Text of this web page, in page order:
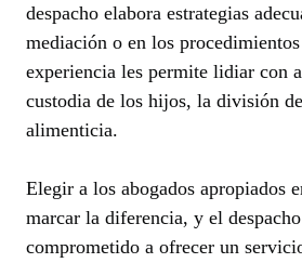
despacho elabora estrategias
mediación o en los
experiencia les permite lidiar con
custodia de los hijos, la división
alimenticia.
Elegir a los abogados apropiados
marcar la diferencia, y el
comprometido a ofrecer un